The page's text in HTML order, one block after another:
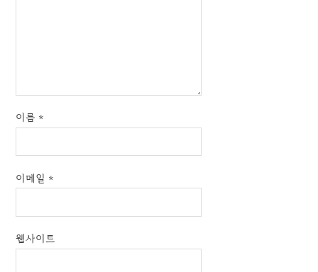
이름 *
이메일 *
웹사이트